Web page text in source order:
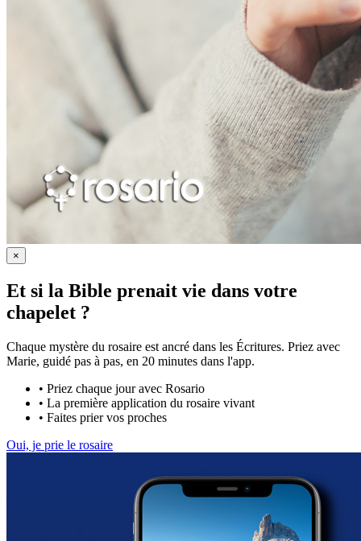
×
Et si la Bible prenait vie dans votre
chapelet ?
Chaque mystère du rosaire est ancré dans les Écritures. Priez avec
Marie, guidé pas à pas, en 20 minutes dans l'app.
• Priez chaque jour avec Rosario
• La première application du rosaire vivant
• Faites prier vos proches
Oui, je prie le rosaire